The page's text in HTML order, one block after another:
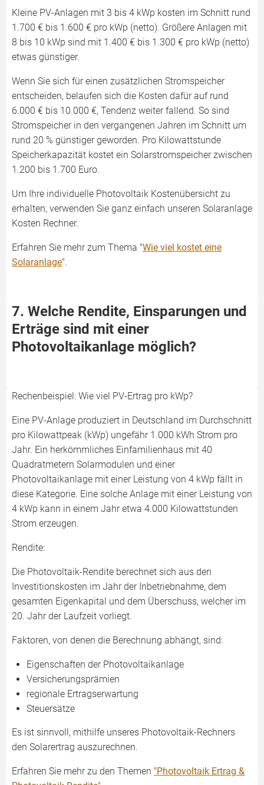
Kleine PV-Anlagen mit 3 bis 4 kWp kosten im Schnitt rund
1.700 € bis 1.600 € pro kWp (netto). Größere Anlagen mit
8 bis 10 kWp sind mit 1.400 € bis 1.300 € pro kWp (netto)
etwas günstiger.
Wenn Sie sich für einen zusätzlichen Stromspeicher
entscheiden, belaufen sich die Kosten dafür auf rund
6.000 € bis 10.000 €, Tendenz weiter fallend. So sind
Stromspeicher in den vergangenen Jahren im Schnitt um
rund 20 % günstiger geworden. Pro Kilowattstunde
Speicherkapazität kostet ein Solarstromspeicher zwischen
1.200 bis 1.700 Euro.
Um Ihre individuelle Photovoltaik Kostenübersicht zu
erhalten, verwenden Sie ganz einfach unseren Solaranlage
Kosten Rechner.
Erfahren Sie mehr zum Thema "Wie viel kostet eine
Solaranlage".
7. Welche Rendite, Einsparungen und
Erträge sind mit einer
Photovoltaikanlage möglich?
Rechenbeispiel: Wie viel PV-Ertrag pro kWp?
Eine PV-Anlage produziert in Deutschland im Durchschnitt
pro Kilowattpeak (kWp) ungefähr 1.000 kWh Strom pro
Jahr. Ein herkömmliches Einfamilienhaus mit 40
Quadratmetern Solarmodulen und einer
Photovoltaikanlage mit einer Leistung von 4 kWp fällt in
diese Kategorie. Eine solche Anlage mit einer Leistung von
4 kWp kann in einem Jahr etwa 4.000 Kilowattstunden
Strom erzeugen.
Rendite:
Die Photovoltaik-Rendite berechnet sich aus den
Investitionskosten im Jahr der Inbetriebnahme, dem
gesamten Eigenkapital und dem Überschuss, welcher im
20. Jahr der Laufzeit vorliegt.
Faktoren, von denen die Berechnung abhängt, sind:
Eigenschaften der Photovoltaikanlage
Versicherungsprämien
regionale Ertragserwartung
Steuersätze
Es ist sinnvoll, mithilfe unseres Photovoltaik-Rechners
den Solarertrag auszurechnen.
Erfahren Sie mehr zu den Themen "Photovoltaik Ertrag &